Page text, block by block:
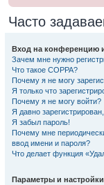
Часто
Вход на конференцию
Зачем мне нужно
Что такое COPPA?
Почему я не могу
Я только что
Почему я не могу войти?
Я давно
Я забыл пароль!
Почему мне
ввод имени и пароля?
Что делает функция
Параметры и